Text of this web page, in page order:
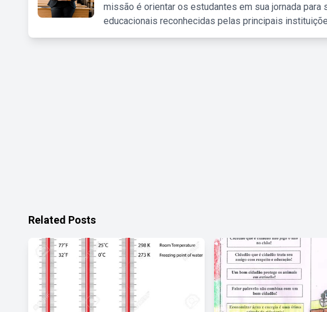
missão é orientar os estudantes em sua jornada
educacionais reconhecidas pelas principais
Related Posts